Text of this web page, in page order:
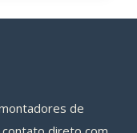
de